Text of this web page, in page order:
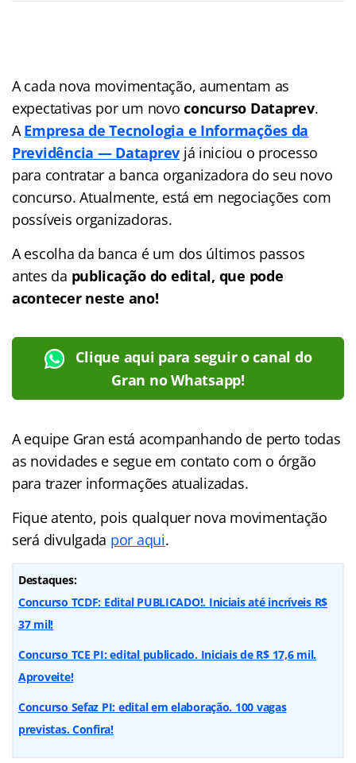
A cada nova movimentação, aumentam as
expectativas por um novoconcurso Dataprev.
AEmpresa de Tecnologia e Informações da
Previdência — Dataprev já iniciou o processo
para contratar a banca organizadora do seu novo
concurso. Atualmente, está em negociações com
possíveis organizadoras.
A escolha da banca é um dos últimos passos
antes da publicação do edital, que pode
acontecer neste ano!
Clique aqui para seguir o canal do
Gran no Whatsapp!
A equipe Gran está acompanhando de perto todas
as novidades e segue em contato com o órgão
para trazer informações atualizadas.
Fique atento, pois qualquer nova movimentação
será divulgada por aqui.
Destaques:
Concurso TCDF: Edital PUBLICADO!. Iniciais até incríveis R$
37 mil!
Concurso TCE PI: edital publicado. Iniciais de R$ 17,6 mil.
Aproveite!
Concurso Sefaz PI: edital em elaboração. 100 vagas
previstas. Confira!